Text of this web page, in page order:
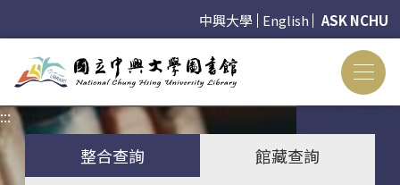
中興大學 English ASK NCHU
:::
整合查詢
館藏查詢